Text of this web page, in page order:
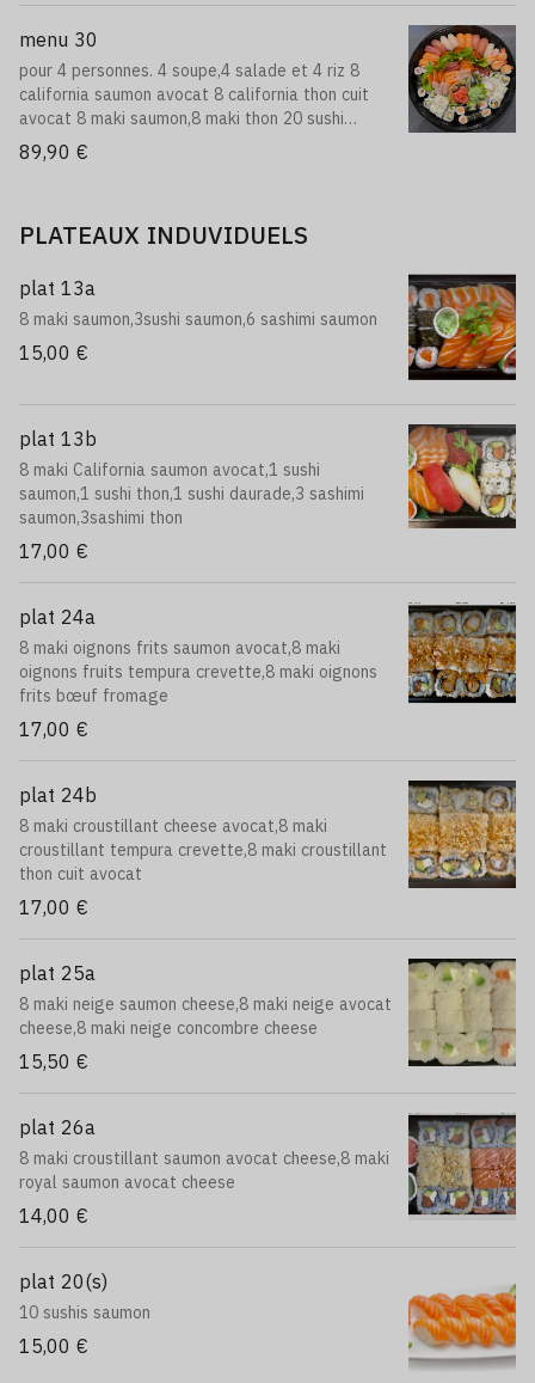
2 marquereau, 2 crevette;
24 sashimi vavie:
12 saumon, 6 thon,
3 daurade, 3 marquereau.
menu 30
pour 4 personnes. 4 soupe,4 salade et 4 riz 8
california saumon avocat 8 california thon cuit
avocat 8 maki saumon,8 maki thon 20 sushi
assortiment,40 sashimi assortiment 12
brochettes (4 bœuf au fromage,4 poulet,4
89,90 €
PLATEAUX INDUVIDUELS
plat 13a
8 maki saumon,3sushi saumon,6 sashimi saumon
15,00 €
plat 13b
8 maki California saumon avocat,1 sushi
saumon,1 sushi thon,1 sushi daurade,3 sashimi
saumon,3sashimi thon
17,00 €
plat 24a
8 maki oignons frits saumon avocat,8 maki
oignons fruits tempura crevette,8 maki oignons
frits bœuf fromage
17,00 €
plat 24b
8 maki croustillant cheese avocat,8 maki
croustillant tempura crevette,8 maki croustillant
thon cuit avocat
17,00 €
plat 25a
8 maki neige saumon cheese,8 maki neige avocat
cheese,8 maki neige concombre cheese
15,50 €
plat 26a
8 maki croustillant saumon avocat cheese,8 maki
royal saumon avocat cheese
14,00 €
plat 20(s)
10 sushis saumon
15,00 €